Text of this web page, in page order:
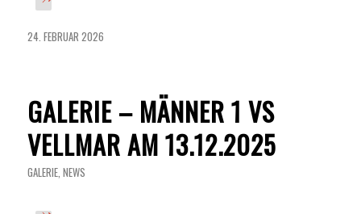
24. FEBRUAR 2026
GALERIE – MÄNNER 1 VS
VELLMAR AM 13.12.2025
GALERIE, NEWS